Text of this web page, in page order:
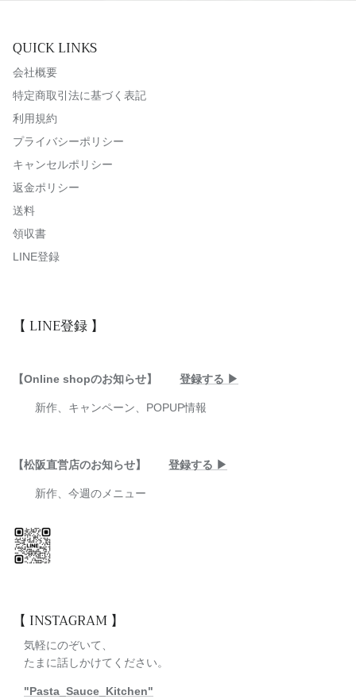
QUICK LINKS
会社概要
特定商取引法に基づく表記
利用規約
プライバシーポリシー
キャンセルポリシー
返金ポリシー
送料
領収書
LINE登録
【 LINE登録 】
【Online shopのお知らせ】 登録する ▶︎
新作、キャンペーン、POPUP情報
【松阪直営店のお知らせ】 登録する ▶︎
新作、今週のメニュー
【 INSTAGRAM 】
気軽にのぞいて、
たまに話しかけてください。
"Pasta_Sauce_Kitchen"